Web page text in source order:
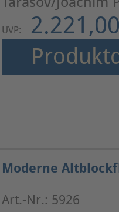
UVP:
Moderne
Art.-Nr.: 5926